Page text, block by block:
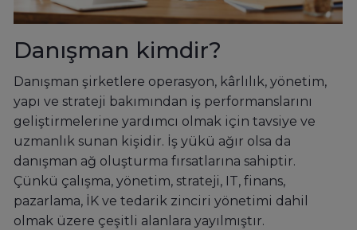
Danışman kimdir?
Danışman şirketlere operasyon, kârlılık, yönetim,
yapı ve strateji bakımından iş performanslarını
geliştirmelerine yardımcı olmak için tavsiye ve
uzmanlık sunan kişidir. İş yükü ağır olsa da
danışman ağ oluşturma fırsatlarına sahiptir.
Çünkü çalışma, yönetim, strateji, IT, finans,
pazarlama, İK ve tedarik zinciri yönetimi dahil
olmak üzere çeşitli alanlara yayılmıştır.